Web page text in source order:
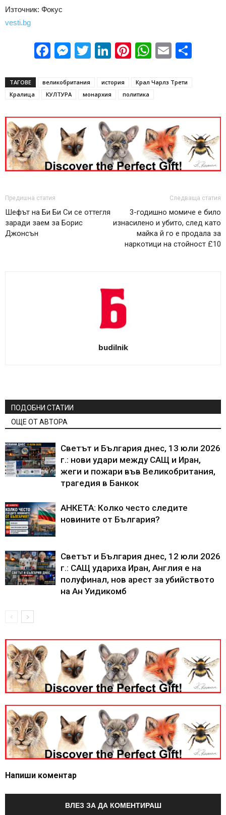
Източник: Фокус
vesti.bg
Facebook
Messenger
Twitter
LinkedIn
Pinterest
WhatsApp
Email
ТАГОВЕ великобритания история
Крал Чарлз Трети
Кралица
КУЛТУРА монархия политика
Предишна статия
Шефът на Би Би Си се оттегля
заради заем за Борис
Джонсън
Следваща статия
3-годишно момиче е било
изнасилено и убито, след като
майка й го е продала за
наркотици на стойност £10
budilnik
ПОДОБНИ СТАТИИ
ОЩЕ ОТ АВТОРА
Светът и България днес, 13 юли 2026
г.: нови удари между САЩ и Иран,
жеги и пожари във Великобритания,
трагедия в Банкок
АНКЕТА: Колко често следите
новините от България?
Светът и България днес, 12 юли 2026
г.: САЩ удариха Иран, Англия е на
полуфинал, нов арест за убийството
на Ан Уидикомб
Напиши коментар
ВЛЕЗ ЗА ДА КОМЕНТИРАШ